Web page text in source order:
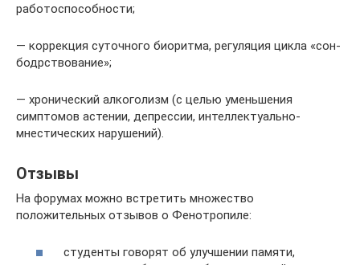
работоспособности;
— коррекция суточного биоритма, регуляция цикла «сон-
бодрствование»;
— хронический алкоголизм (с целью уменьшения
симптомов астении, депрессии, интеллектуально-
мнестических нарушений).
Отзывы
На форумах можно встретить множество
положительных отзывов о Фенотропиле:
студенты говорят об улучшении памяти,